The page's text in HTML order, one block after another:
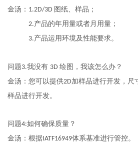
金汤： 1.2D/3D 图纸、样品；
2.产品的年用量或者月用量；
3.产品运用环境及性能要求。
问题3.我没有 3D 绘图，我该怎么办？
金汤：您可以提供2D加样品进行开发，尺
样品进行开发。
问题4:如何确保质量？
金汤： 根据IATF16949体系基准进行管控。